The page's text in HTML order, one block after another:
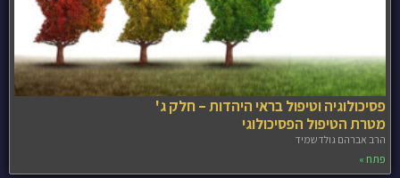
פסיכולוגיה וטיפול בראי היהדות – חלק ג'
מטרת הטיפול הפסיכולוגי
הרב אברהם גולדשמיד
פתח »